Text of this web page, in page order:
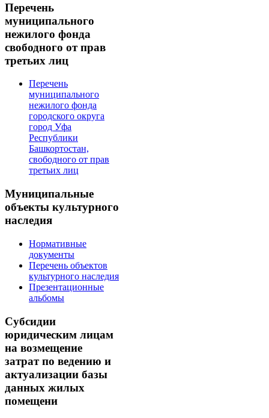
Перечень
муниципального
нежилого фонда
свободного от прав
третьих лиц
Перечень
муниципального
нежилого фонда
городского округа
город Уфа
Республики
Башкортостан,
свободного от прав
третьих лиц
Муниципальные
объекты культурного
наследия
Нормативные
документы
Перечень объектов
культурного наследия
Презентационные
альбомы
Субсидии
юридическим лицам
на возмещение
затрат по ведению и
актуализации базы
данных жилых
помещени